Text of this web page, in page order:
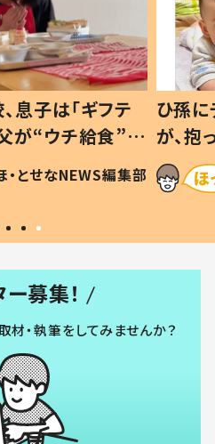
な80歳じいじ
…ひ孫の反応に
「可愛くて仕方な
・とせなNEWS編集部
募集！
材・執筆をしてみませんか？